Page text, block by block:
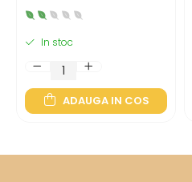
In stoc
ADAUGA IN COS